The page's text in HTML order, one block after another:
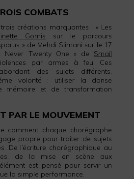
COMBATS
créations marquantes : « Les
Gomis sur le parcours
» de Mehdi Slimani sur le 17
Never Twenty One » de Smaïl
par armes à feu. Ces
des sujets différents,
volonté : utiliser la danse
mémoire et de transformation
PAR LE MOUVEMENT
comment chaque chorégraphe
propre pour traiter de sujets
De l’écriture chorégraphique au
de la mise en scène aux
est pensé pour servir un
la simple performance.